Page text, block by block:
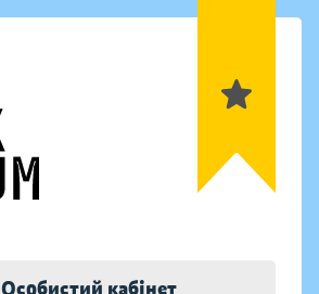
Особистий кабінет